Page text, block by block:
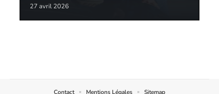
27 avril 2026
Contact Mentions Légales Sitemap